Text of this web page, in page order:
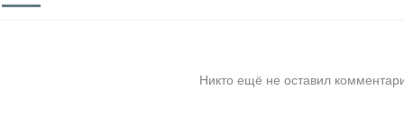
Никто ещё не оставил